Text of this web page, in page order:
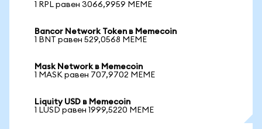
1 RPL равен 3066,9959 MEME
Bancor Network Token в Memecoin
1 BNT равен 529,0568 MEME
Mask Network в Memecoin
1 MASK равен 707,9702 MEME
Liquity USD в Memecoin
1 LUSD равен 1999,5220 MEME